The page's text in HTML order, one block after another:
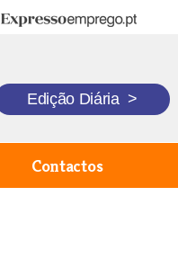
Expresso Emprego
Edição Diária >
Contactos